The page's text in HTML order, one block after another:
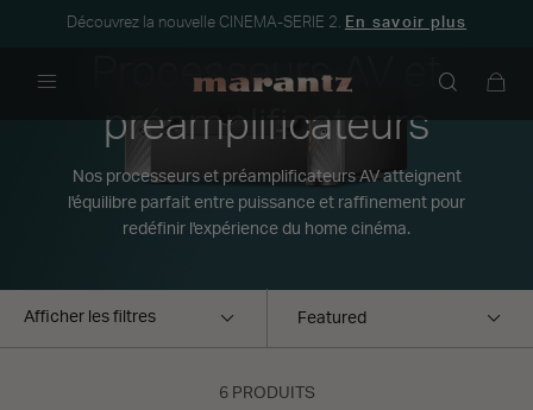
Découvrez la nouvelle CINEMA-SERIE 2. En savoir plus
Processeurs AV et
préamplificateurs
Nos processeurs et préamplificateurs AV atteignent
l'équilibre parfait entre puissance et raffinement pour
redéfinir l'expérience du home cinéma.
Afficher les filtres
6 PRODUITS